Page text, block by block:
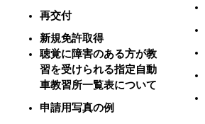
再交付
新規免許取得
聴覚に障害のある方が教
習を受けられる指定自動
車教習所一覧表について
申請用写真の例